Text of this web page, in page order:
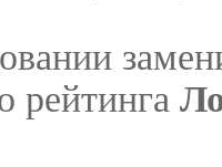
рейтинга